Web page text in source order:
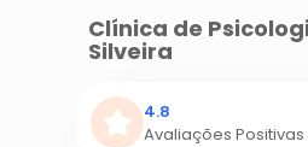
Clínica de
Silveira
4.8
Avaliações Positivas